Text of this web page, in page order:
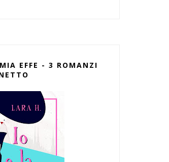
EFFE - 3 ROMANZI